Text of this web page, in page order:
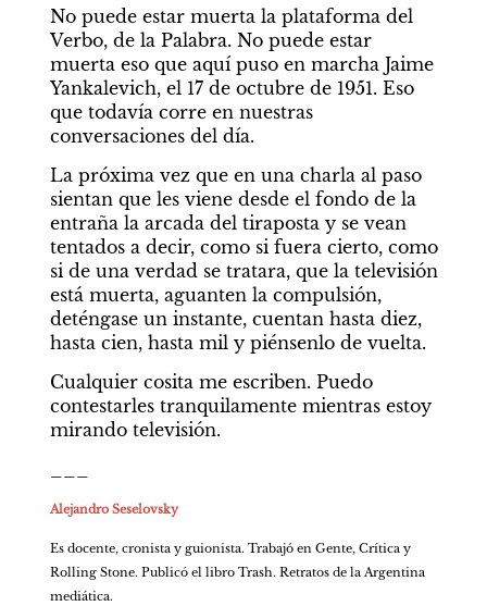
No puede estar muerta la plataforma del
Verbo, de la Palabra. No puede estar
muerta eso que aquí puso en marcha Jaime
Yankalevich, el 17 de octubre de 1951. Eso
que todavía corre en nuestras
conversaciones del día.
La próxima vez que en una charla al paso
sientan que les viene desde el fondo de la
entraña la arcada del tiraposta y se vean
tentados a decir, como si fuera cierto, como
si de una verdad se tratara, que la televisión
está muerta, aguanten la compulsión,
deténgase un instante, cuentan hasta diez,
hasta cien, hasta mil y piénsenlo de vuelta.
Cualquier cosita me escriben. Puedo
contestarles tranquilamente mientras estoy
mirando televisión.
Alejandro Seselovsky
Es docente, cronista y guionista. Trabajó en Gente, Crítica y
Rolling Stone. Publicó el libro Trash. Retratos de la Argentina
mediática.